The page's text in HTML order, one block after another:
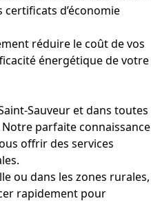
certificats d’économie
réduire le coût de vos
énergétique de votre
Sauveur et dans toutes
parfaite connaissance
offrir des services
ou dans les zones rurales,
rapidement pour